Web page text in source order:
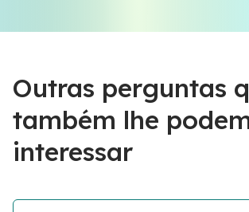
Outras perguntas
também lhe
interessar